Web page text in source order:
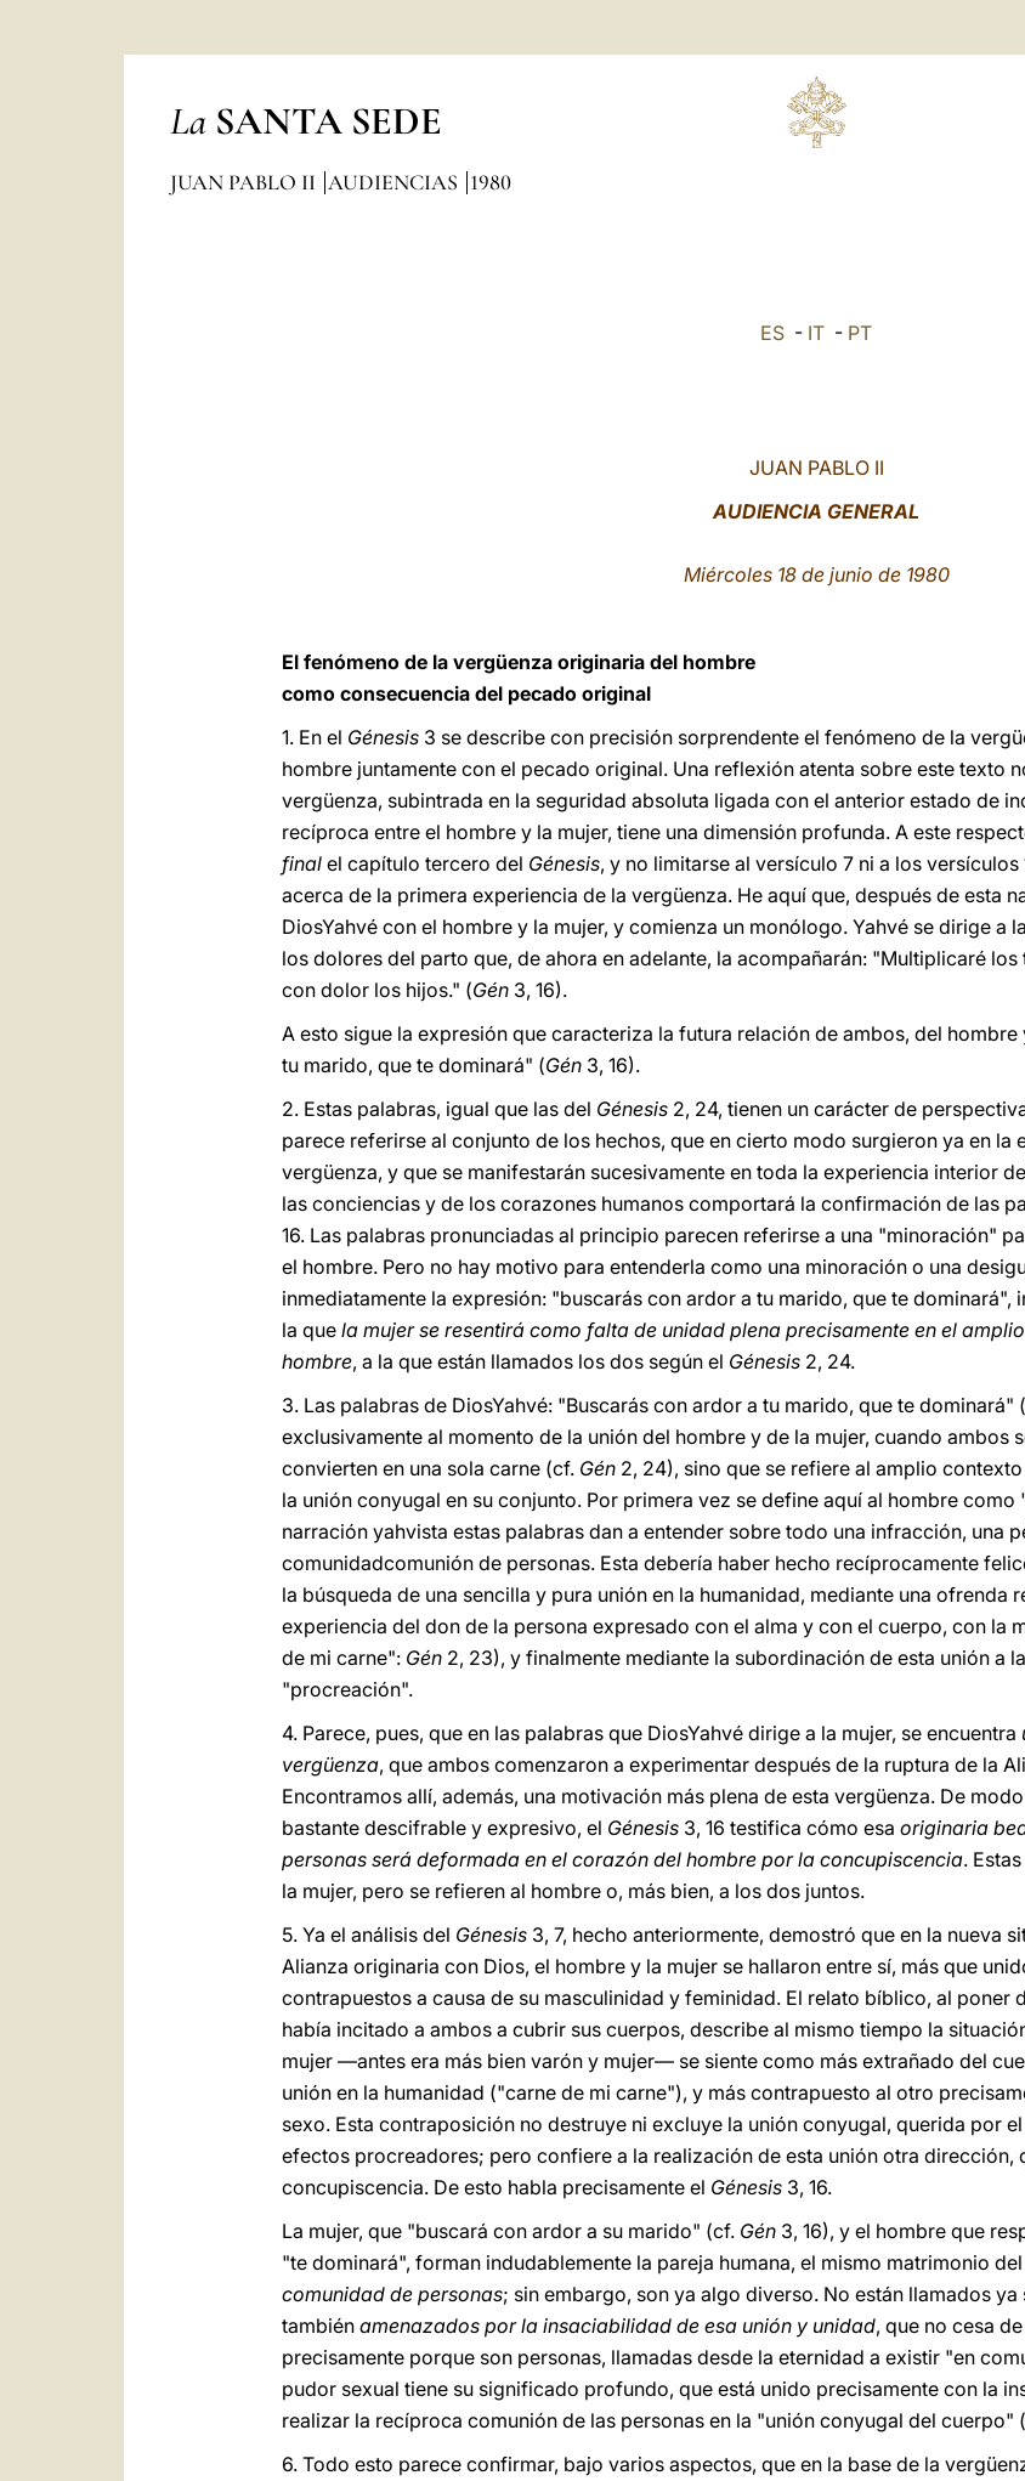
La SANTA SEDE
JUAN PABLO II AUDIENCIAS 1980
ES - IT - PT
JUAN PABLO II
AUDIENCIA GENERAL
Miércoles 18 de junio de 1980
El fenómeno de la vergüenza originaria del hombre
como consecuencia del pecado original
1. En el Génesis 3 se describe con precisión sorprendente el fenómeno de la
hombre juntamente con el pecado original. Una reflexión atenta sobre este texto
vergüenza, subintrada en la seguridad absoluta ligada con el anterior estado de
recíproca entre el hombre y la mujer, tiene una dimensión profunda. A este
final el capítulo tercero del Génesis, y no limitarse al versículo 7 ni a los versículos
acerca de la primera experiencia de la vergüenza. He aquí que, después de esta
DiosYahvé con el hombre y la mujer, y comienza un monólogo. Yahvé se dirige a
los dolores del parto que, de ahora en adelante, la acompañarán: "Multiplicaré
con dolor los hijos." (Gén 3, 16).
A esto sigue la expresión que caracteriza la futura relación de ambos, del
tu marido, que te dominará" (Gén 3, 16).
2. Estas palabras, igual que las del Génesis 2, 24, tienen un carácter de
parece referirse al conjunto de los hechos, que en cierto modo surgieron ya en la
vergüenza, y que se manifestarán sucesivamente en toda la experiencia interior
las conciencias y de los corazones humanos comportará la confirmación de las
16. Las palabras pronunciadas al principio parecen referirse a una "minoración"
el hombre. Pero no hay motivo para entenderla como una minoración o una
inmediatamente la expresión: "buscarás con ardor a tu marido, que te
la que la mujer se resentirá como falta de unidad plena precisamente en el
hombre, a la que están llamados los dos según el Génesis 2, 24.
3. Las palabras de DiosYahvé: "Buscarás con ardor a tu marido, que te dominará" (
exclusivamente al momento de la unión del hombre y de la mujer, cuando ambos
convierten en una sola carne (cf. Gén 2, 24), sino que se refiere al amplio
la unión conyugal en su conjunto. Por primera vez se define aquí al hombre
narración yahvista estas palabras dan a entender sobre todo una infracción, una
comunidadcomunión de personas. Esta debería haber hecho recíprocamente
la búsqueda de una sencilla y pura unión en la humanidad, mediante una ofrenda
experiencia del don de la persona expresado con el alma y con el cuerpo, con la
de mi carne": Gén 2, 23), y finalmente mediante la subordinación de esta unión a
"procreación".
4. Parece, pues, que en las palabras que DiosYahvé dirige a la mujer, se encuentra
vergüenza, que ambos comenzaron a experimentar después de la ruptura de la
Encontramos allí, además, una motivación más plena de esta vergüenza. De
bastante descifrable y expresivo, el Génesis 3, 16 testifica cómo esa originaria
personas será deformada en el corazón del hombre por la concupiscencia.
la mujer, pero se refieren al hombre o, más bien, a los dos juntos.
5. Ya el análisis del Génesis 3, 7, hecho anteriormente, demostró que en la nueva
Alianza originaria con Dios, el hombre y la mujer se hallaron entre sí, más que
contrapuestos a causa de su masculinidad y feminidad. El relato bíblico, al poner
había incitado a ambos a cubrir sus cuerpos, describe al mismo tiempo la
mujer —antes era más bien varón y mujer— se siente como más extrañado del
unión en la humanidad ("carne de mi carne"), y más contrapuesto al otro
sexo. Esta contraposición no destruye ni excluye la unión conyugal, querida por
efectos procreadores; pero confiere a la realización de esta unión otra dirección,
concupiscencia. De esto habla precisamente el Génesis 3, 16.
La mujer, que "buscará con ardor a su marido" (cf. Gén 3, 16), y el hombre que
"te dominará", forman indudablemente la pareja humana, el mismo matrimonio del
comunidad de personas; sin embargo, son ya algo diverso. No están llamados
también amenazados por la insaciabilidad de esa unión y unidad, que no cesa
precisamente porque son personas, llamadas desde la eternidad a existir "en
pudor sexual tiene su significado profundo, que está unido precisamente con la
realizar la recíproca comunión de las personas en la "unión conyugal del cuerpo"
6. Todo esto parece confirmar, bajo varios aspectos, que en la base de la